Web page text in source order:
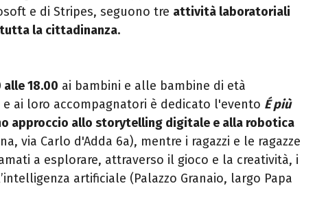
e di Stripes, seguono tre attività laboratoriali
la cittadinanza.
alle 18.00 ai bambini e alle bambine di età
e ai loro accompagnatori è dedicato l'evento É più
approccio allo storytelling digitale e alla robotica
via Carlo d'Adda 6a), mentre i ragazzi e le ragazze
a esplorare, attraverso il gioco e la creatività, i
artificiale (Palazzo Granaio, largo Papa